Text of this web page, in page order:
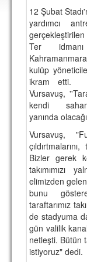
LİSANSLI
MARŞ &
KULÜP
AMBLEM
SPOR
TARİHÇE
12 Şubat
yardımcı
gerçekleştirilen
Ter
kulüp
ikram etti.
Vursavuş,
kendi
yanında
Vursavuş,
Bizler gerek
takımımızı
elimizden
bunu
taraftarımız
de stadyuma
gün valilik
netleşti. Bütün
istiyoruz" dedi.